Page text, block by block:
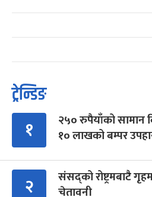
ट्रेन्डिङ
१
२५० रुपैयाँको सामान
१० लाखको बम्पर
२
संसद्को रोष्ट्रमबाटै
चेतावनी